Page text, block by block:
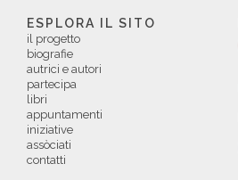
ESPLORA IL SITO
il progetto
biografie
autrici e autori
partecipa
libri
appuntamenti
iniziative
assòciati
contatti